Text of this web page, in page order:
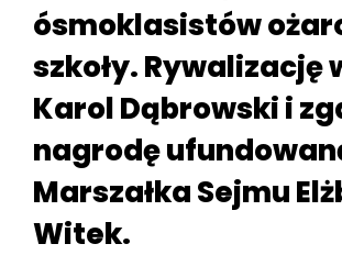
ósmoklasistów
szkoły. Rywalizację
Karol Dąbrowski i
nagrodę
Marszałka Sejmu
Witek.